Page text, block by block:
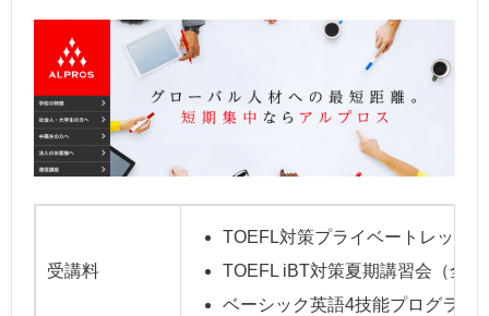
受講料
TOEFL対策プライベートレッス
TOEFL iBT対策夏期講習会（全
ベーシック英語4技能プログラム